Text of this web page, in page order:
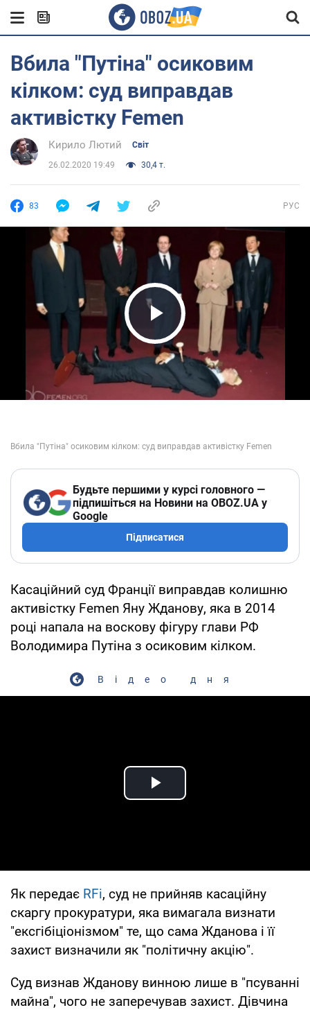
Вбила "Путіна" осиковим
кілком: суд виправдав
активістку Femen
Кирило Лютий Світ
26.02.2020 19:49 30,4 т.
83 РУС
Play Video
Будьте першими у курсі головного —
підпишіться на Новини на OBOZ.UA у
Google
Підписатися
Касаційний суд Франції виправдав колишню
активістку Femen Яну Жданову, яка в 2014
році напала на воскову фігуру глави РФ
Володимира Путіна з осиковим кілком.
Відео дня
Play Video
Як передає RFi, суд не прийняв касаційну
скаргу прокуратури, яка вимагала визнати
"ексгібіціонізмом" те, що сама Жданова і її
захист визначили як "політичну акцію".
Суд визнав Жданову винною лише в "псуванні
майна", чого не заперечував захист. Дівчина